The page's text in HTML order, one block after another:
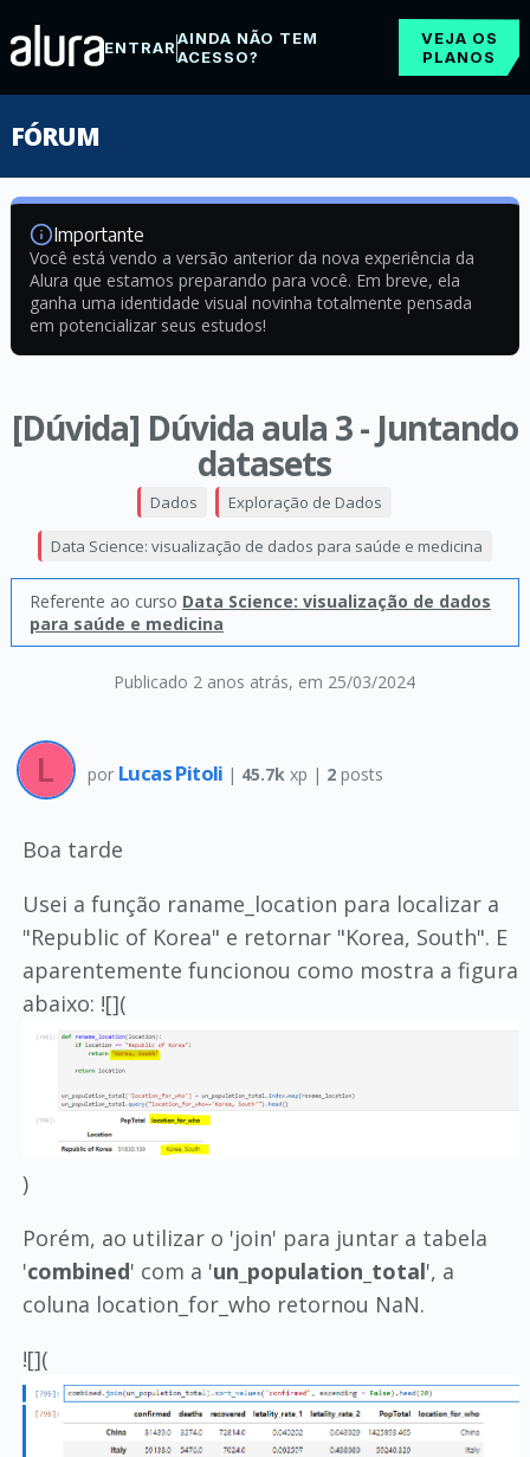
ENTRARAINDA NÃO TEM
ACESSO?
VEJA OS
PLANOS
FÓRUM
Importante
Você está vendo a versão anterior da nova experiência da
Alura que estamos preparando para você. Em breve, ela
ganha uma identidade visual novinha totalmente pensada
em potencializar seus estudos!
[Dúvida] Dúvida aula 3 - Juntando
datasets
Publicado 2 anos atrás, em 25/03/2024
Dados Exploração de Dados
Data Science: visualização de dados para saúde e medicina
Referente ao curso Data Science: visualização de dados
para saúde e medicina
por Lucas Pitoli | 45.7k xp | 2 posts
Boa tarde
Usei a função raname_location para localizar a
"Republic of Korea" e retornar "Korea, South". E
aparentemente funcionou como mostra a figura
abaixo: ![](
)
Porém, ao utilizar o 'join' para juntar a tabela
'combined' com a 'un_population_total', a
coluna location_for_who retornou NaN.
![](